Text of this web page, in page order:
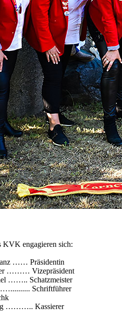
KVK engagieren sich:
…… Präsidentin
……… Vizepräsident
…….. Schatzmeister
Schriftführer
……….. Kassierer